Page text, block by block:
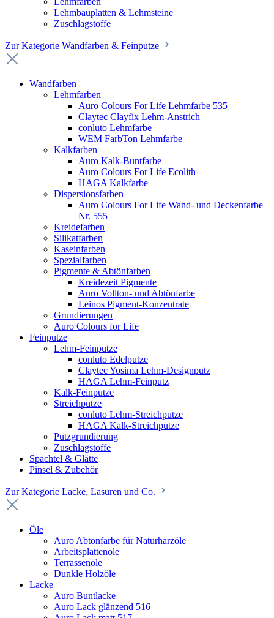
Lehmbauplatten & Lehmsteine
Zuschlagstoffe
Zur Kategorie Wandfarben & Feinputze
Wandfarben
Lehmfarben
Auro Colours For Life Lehmfarbe 535
Claytec Clayfix Lehm-Anstrich
conluto Lehmfarbe
WEM FarbTon Lehmfarbe
Kalkfarben
Auro Kalk-Buntfarbe
Auro Colours For Life Ecolith
HAGA Kalkfarbe
Dispersionsfarben
Auro Colours For Life Wand- und Deckenfarbe
Nr. 555
Kreidefarben
Silikatfarben
Kaseinfarben
Spezialfarben
Pigmente & Abtönfarben
Kreidezeit Pigmente
Auro Vollton- und Abtönfarbe
Leinos Pigment-Konzentrate
Grundierungen
Auro Colours for Life
Feinputze
Lehm-Feinputze
conluto Edelputze
Claytec Yosima Lehm-Designputz
HAGA Lehm-Feinputz
Kalk-Feinputze
Streichputze
conluto Lehm-Streichputze
HAGA Kalk-Streichputze
Putzgrundierung
Zuschlagstoffe
Spachtel & Glätte
Pinsel & Zubehör
Zur Kategorie Lacke, Lasuren und Co.
Öle
Auro Abtönfarbe für Naturharzöle
Arbeitsplattenöle
Terrassenöle
Dunkle Holzöle
Lacke
Auro Buntlacke
Auro Lack glänzend 516